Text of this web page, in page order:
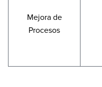
Mejora de
Procesos